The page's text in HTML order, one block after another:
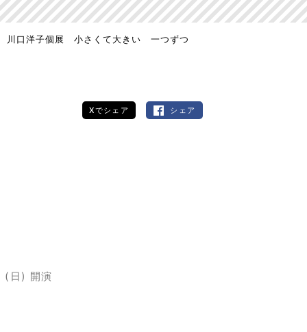
川口洋子個展 小さくて大きい 一つずつ
Xでシェア シェア
(日) 開演